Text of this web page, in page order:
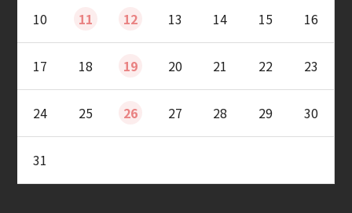
10 11 12 13 14 15 16
17 18 19 20 21 22 23
24 25 26 27 28 29 30
31